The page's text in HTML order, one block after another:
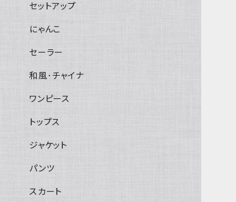
セットアップ
にゃんこ
セーラー
和風･チャイナ
ワンピース
トップス
ジャケット
パンツ
スカート